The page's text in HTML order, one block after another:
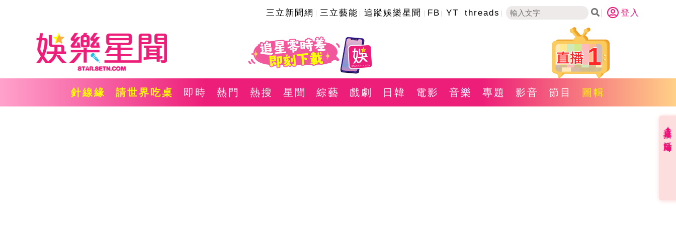
三立新聞網 三立藝能 追蹤娛樂星聞 FB YT threads 登入
1
針線緣 請世界吃桌 即時 熱門 熱搜 星聞 綜藝 戲劇 日韓 電影 音樂 專題 影音 節目 圖輯
直播✦活動